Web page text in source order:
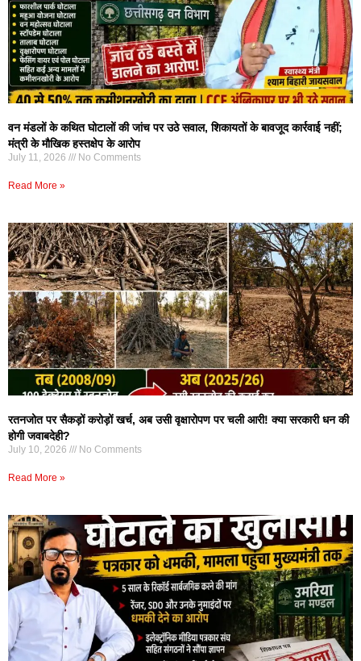
वन मंडलों के कथित घोटालों की जांच पर उठे सवाल, शिकायतों के बावजूद कार्रवाई नहीं;
मंत्री के मौखिक हस्तक्षेप के आरोप
July 11, 2026 No Comments
Read More »
रतनजोत पर सैकड़ों करोड़ों खर्च, अब उसी वृक्षारोपण पर चली आरी! क्या सरकारी धन की
होगी जवाबदेही?
July 10, 2026 No Comments
Read More »